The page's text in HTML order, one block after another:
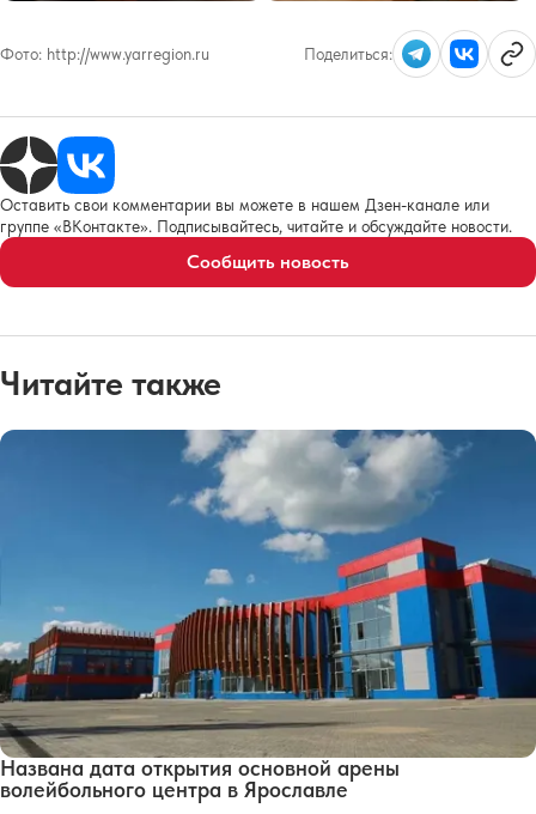
Фото: http://www.yarregion.ru Поделиться:
Оставить свои комментарии вы можете в нашем Дзен-канале или
группе «ВКонтакте». Подписывайтесь, читайте и обсуждайте новости.
Сообщить новость
Читайте также
Названа дата открытия основной арены
волейбольного центра в Ярославле